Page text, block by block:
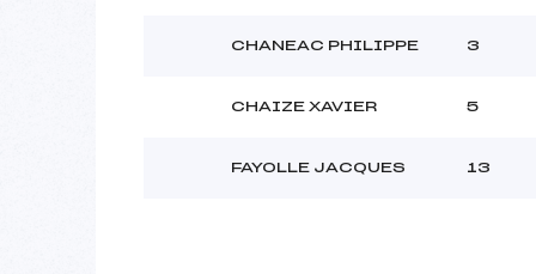
CHANEAC PHILIPPE 3
CHAIZE XAVIER 5
FAYOLLE JACQUES 13